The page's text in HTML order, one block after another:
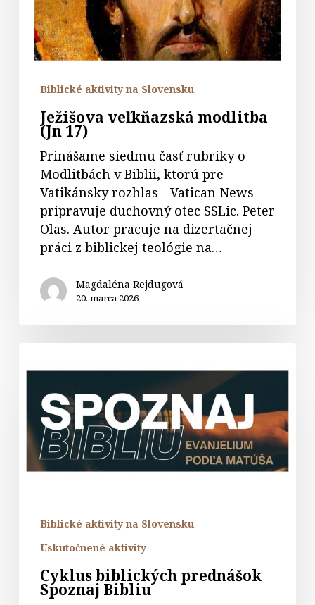
Biblické aktivity na Slovensku
Ježišova veľkňazská modlitba
(Jn 17)
Prinášame siedmu časť rubriky o
Modlitbách v Biblii, ktorú pre
Vatikánsky rozhlas - Vatican News
pripravuje duchovný otec SSLic. Peter
Olas. Autor pracuje na dizertačnej
práci z biblickej teológie na…
Magdaléna Rejdugová
20. marca 2026
biblických
Spoznaj
Bibliu
Biblické aktivity na Slovensku
Uskutočnené aktivity
Cyklus biblických prednášok
Spoznaj Bibliu